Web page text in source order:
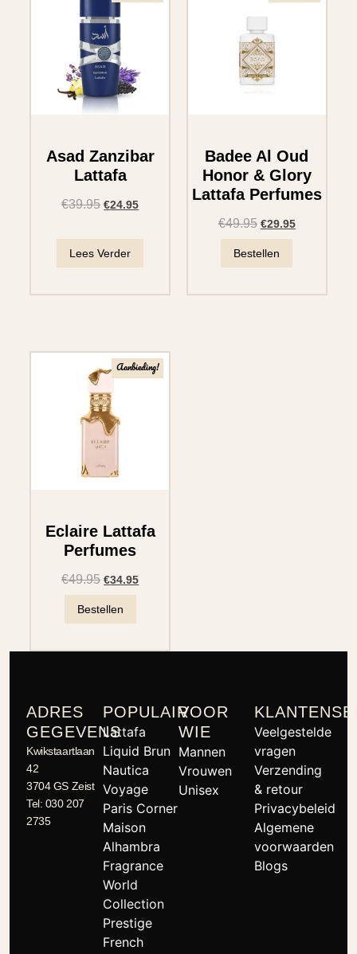
Asad Zanzibar
Lattafa
€39.95 €24.95
Lees Verder
Badee Al Oud
Honor & Glory
Lattafa Perfumes
€49.95 €29.95
Bestellen
Aanbieding!
Eclaire Lattafa
Perfumes
€49.95 €34.95
Bestellen
ADRES
GEGEVENS
Kwikstaartlaan
42
3704 GS Zeist
Tel: 030 207
2735
POPULAIR
Lattafa
Liquid Brun
Nautica
Voyage
Paris Corner
Maison
Alhambra
Fragrance
World
Collection
Prestige
French
VOOR
WIE
Mannen
Vrouwen
Unisex
Veelgestelde
vragen
Verzending
& retour
Privacybeleid
Algemene
voorwaarden
Blogs